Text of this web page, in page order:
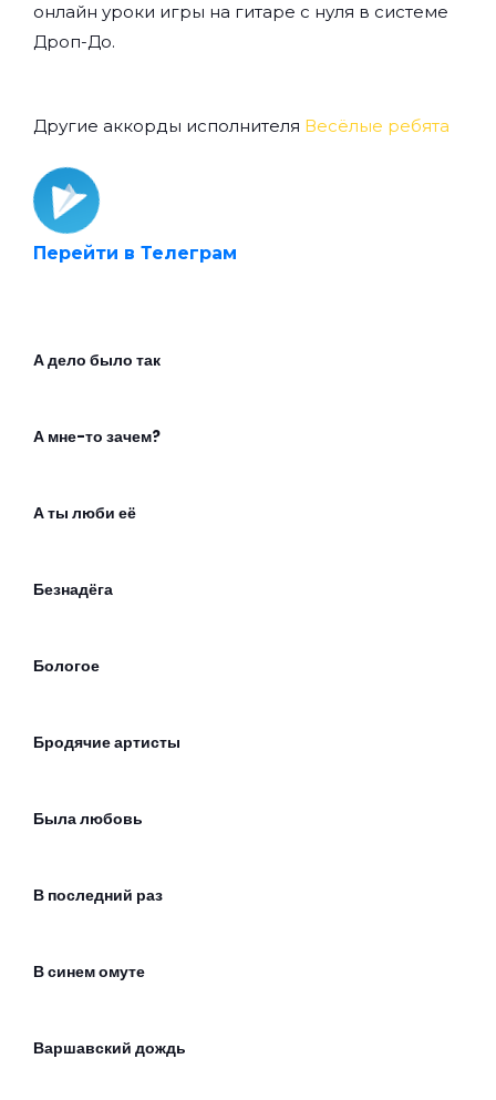
онлайн уроки игры на гитаре с нуля в системе
Дроп-До.
Другие аккорды исполнителя Весёлые ребята
Перейти в Телеграм
А дело было так
А мне-то зачем?
А ты люби её
Безнадёга
Бологое
Бродячие артисты
Была любовь
В последний раз
В синем омуте
Варшавский дождь